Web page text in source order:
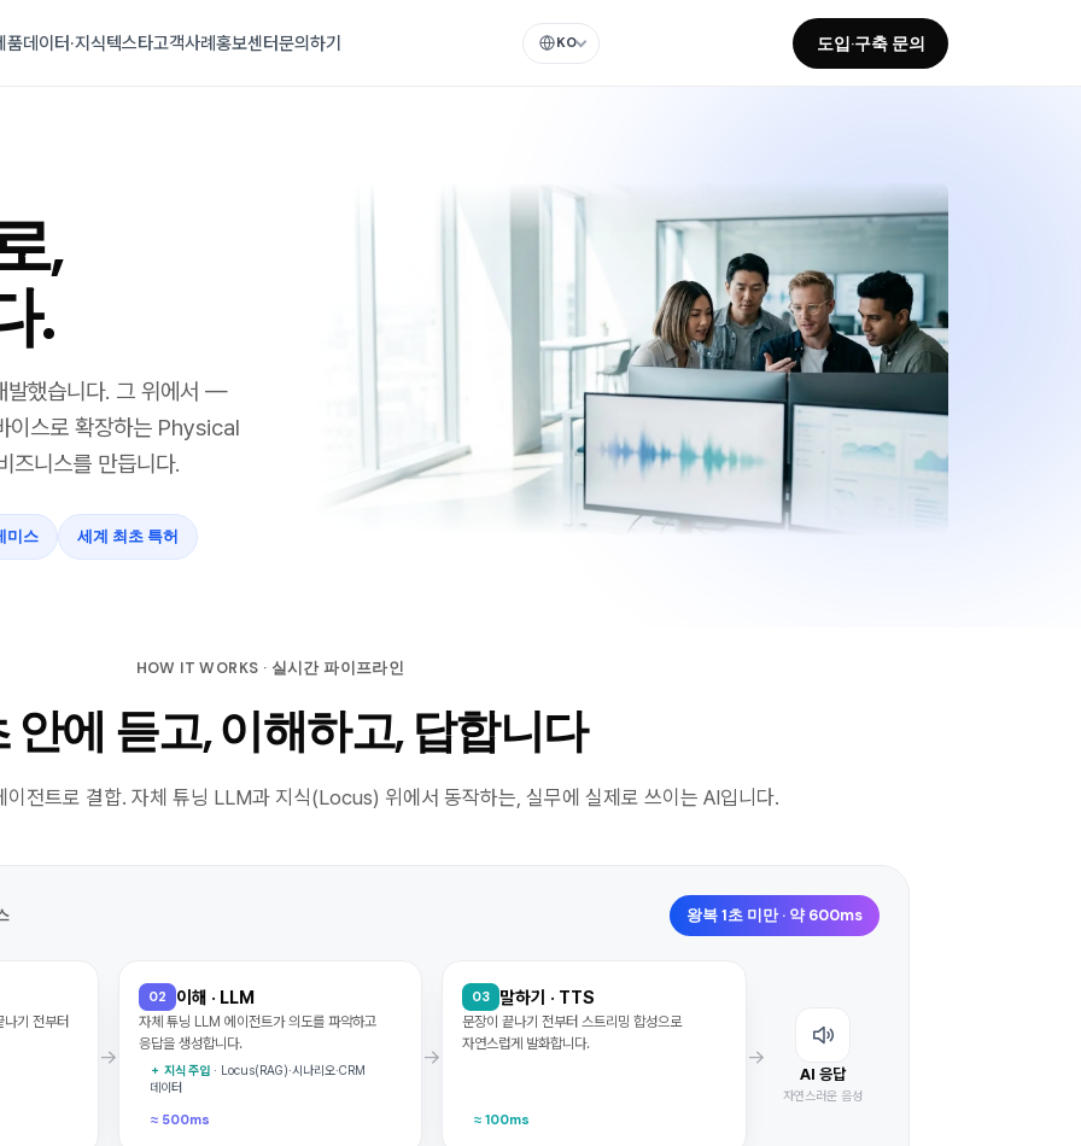
품데이터·지식텍스타고객사례홍보센터문의하기 KO 도입·구축 문의
,
.
발했습니다. 그 위에서 —
이스로 확장하는 Physical
즈니스를 만듭니다.
미스 세계 최초 특허
HOW IT WORKS · 실시간 파이프라인
안에 듣고, 이해하고, 답합니다
전트로 결합. 자체 튜닝 LLM과 지식(Locus) 위에서 동작하는, 실무에 실제로 쓰이는 AI입니다.
왕복 1초 미만 · 약 600ms
기 전부터
→
02 이해 · LLM
자체 튜닝 LLM 에이전트가 의도를 파악하고
응답을 생성합니다.
＋ 지식 주입· Locus(RAG)·시나리오·CRM
데이터
≈ 500ms
→
03 말하기 · TTS
문장이 끝나기 전부터 스트리밍 합성으로
자연스럽게 발화합니다.
≈ 100ms
→
AI 응답
자연스러운 음성